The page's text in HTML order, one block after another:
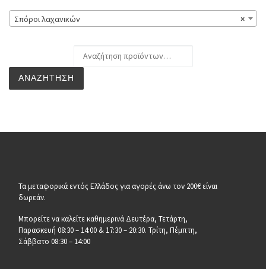
×
Σπόροι λαχανικών
ΑΝΑΖΉΤΗΣΗ
Τα μεταφορικά εντός Ελλάδος για αγορές άνω τον 200€ είναι
δωρεάν.
Μπορείτε να καλείτε καθημερινά Δευτέρα, Τετάρτη,
Παρασκευή 08:30 – 14:00 & 17:30 – 20:30. Τρίτη, Πέμπτη,
Σάββατο 08:30 – 14:00